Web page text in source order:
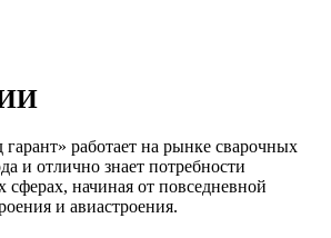
работает на рынке сварочных
и отлично знает потребности
сферах, начиная от повседневной
и авиастроения.